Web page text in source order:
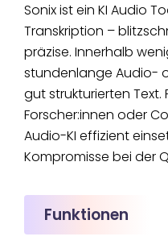
Sonix ist ein KI Audio
Transkription –
präzise. Innerhalb
stundenlange Audio-
gut strukturierten Text.
Forscher:innen oder
Audio-KI effizient
Kompromisse bei der
Funktionen